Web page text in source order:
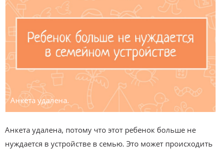
Анкета удалена.
Анкета удалена, потому что этот ребенок больше не
нуждается в устройстве в семью. Это может происходить